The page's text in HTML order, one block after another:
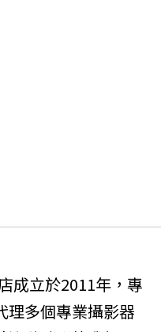
成立於2011年，專
理多個專業攝影器